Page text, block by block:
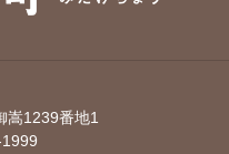
1239番地1